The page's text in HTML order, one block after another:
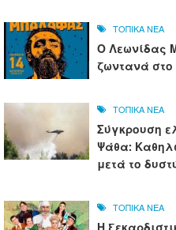
ΤΟΠΙΚΑ ΝΕΑ
Ο Λεωνίδας
ζωντανά στο
ΤΟΠΙΚΑ ΝΕΑ
Σύγκρουση
Ψάθα:
μετά το
ΤΟΠΙΚΑ ΝΕΑ